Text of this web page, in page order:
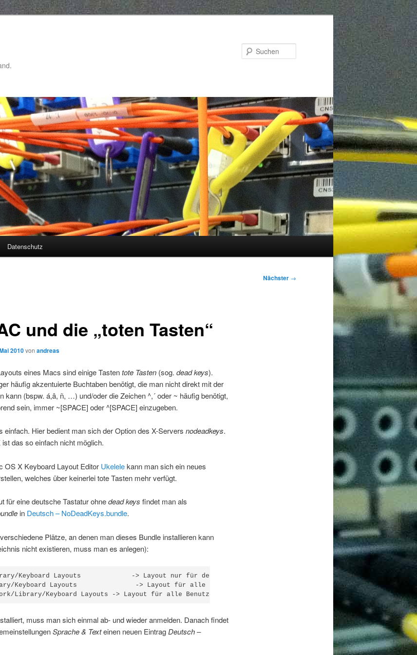
Datenschutz
Nächster →
und die „toten Tasten“
2010von andreas
eines Macs sind einige Tastentote Tasten(sog. dead keys).
häufig akzentuierte Buchtaben benötigt, die man nicht direkt mit der
kann (bspw. á,â, ñ, …) und/oder die Zeichen ^,´ oder ~ häufig benötigt,
sein, immer ~[SPACE] oder ^[SPACE] einzugeben.
einfach. Hier bedient man sich der Option des X-Servers nodeadkeys.
das so einfach nicht möglich.
OS X Keyboard Layout Editor Ukelelekann man sich ein neues
welches über keinerlei tote Tasten mehr verfügt.
für eine deutsche Tastatur ohnedead keys findet man als
in Deutsch – NoDeadKeys.bundle.
Plätze, an denen man dieses Bundle installieren kann
nicht existieren, muss man es anlegen):
Keyboard Layouts             -> Layout nur für den Benutzer verfügbar
Keyboard Layouts               -> Layout für alle Benutzer des Computers verfügbar
muss man sich einmal ab- und wieder anmelden. Danach findet
Sprache & Texteinen neuen Eintrag Deutsch –